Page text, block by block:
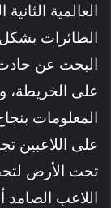
العالمية
الطائرات
البحث عن
على الخريطة،
المعلومات
على اللاعبين
تحت الأرض
اللاعب الصامد